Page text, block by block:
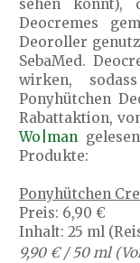
sehen könnt),
Deocremes
Deoroller
SebaMed.
wirken,
Ponyhütchen
Rabattaktion,
Wo|man
Produkte:
Ponyhütchen
Preis: 6,90 €
Inhalt: 25 ml
9,90 € / 50 ml